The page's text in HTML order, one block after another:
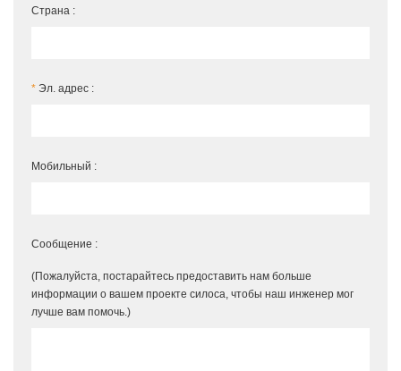
Страна :
* Эл. адрес :
Мобильный :
Сообщение :
(Пожалуйста, постарайтесь предоставить нам больше
информации о вашем проекте силоса, чтобы наш инженер мог
лучше вам помочь.)